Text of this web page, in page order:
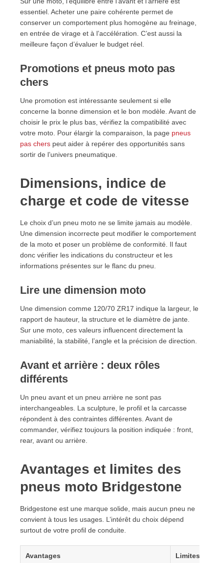
essentiel. Acheter une paire cohérente permet de
conserver un comportement plus homogène au freinage,
en entrée de virage et à l’accélération. C’est aussi la
meilleure façon d’évaluer le budget réel.
Promotions et pneus moto pas
chers
Une promotion est intéressante seulement si elle
concerne la bonne dimension et le bon modèle. Avant de
choisir le prix le plus bas, vérifiez la compatibilité avec
votre moto. Pour élargir la comparaison, la page pneus
pas cherspeut aider à repérer des opportunités sans
sortir de l’univers pneumatique.
Dimensions, indice de
charge et code de vitesse
Le choix d’un pneu moto ne se limite jamais au modèle.
Une dimension incorrecte peut modifier le comportement
de la moto et poser un problème de conformité. Il faut
donc vérifier les indications du constructeur et les
informations présentes sur le flanc du pneu.
Lire une dimension moto
Une dimension comme 120/70 ZR17 indique la largeur, le
rapport de hauteur, la structure et le diamètre de jante.
Sur une moto, ces valeurs influencent directement la
maniabilité, la stabilité, l’angle et la précision de direction.
Avant et arrière : deux rôles
différents
Un pneu avant et un pneu arrière ne sont pas
interchangeables. La sculpture, le profil et la carcasse
répondent à des contraintes différentes. Avant de
commander, vérifiez toujours la position indiquée : front,
rear, avant ou arrière.
Avantages et limites des
pneus moto Bridgestone
Bridgestone est une marque solide, mais aucun pneu ne
convient à tous les usages. L’intérêt du choix dépend
surtout de votre profil de conduite.
Avantages Limites à